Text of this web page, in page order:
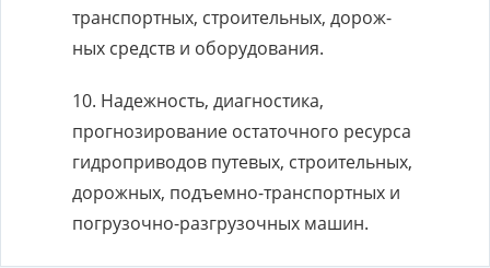
транспортных, строительных, дорож-
ных средств и оборудования.
10. Надежность, диагностика,
прогнозирование остаточного ресурса
гидроприводов путевых, строительных,
дорожных, подъемно-транспортных и
погрузочно-разгрузочных машин.